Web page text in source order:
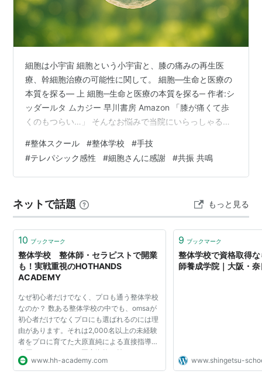
細胞は小宇宙 細胞という小宇宙と、膝の痛みの再生医
療、幹細胞治療の可能性に関して。 細胞―生命と医療の
本質を探る― 上 細胞─生命と医療の本質を探る─ 作者:シ
ッダールタ ムカジー 早川書房 Amazon 「膝が痛くて歩
くのもつらい…」 そんなお悩みで当院にいらっしゃる方
に多いのが「変形性膝関節症」。膝の軟骨がすり減って
炎症が起こり、日常生活に支障をきたすほどの痛みを引
き起こします。 そんな中、今注目されているのが「幹細
注射によって、体の修復力を引き出す新しい医療アプロ
ーチ。未来の治療法とし…
#整体スクール #整体学校 #手技
#テレパシック感性 #細胞さんに感謝 #共振 共鳴
ネットで話題 もっと見る
10 ブックマーク
整体学校 整体師・セラピストで開業
も！実戦重視のHOTHANDS
ACADEMY
なぜ初心者だけでなく、プロも通う整体学校
なのか？ 数ある整体学校の中でも、omsaが
初心者だけでなくプロにも選ばれるのには理
由があります。それは2,000名以上の未経験
者をプロに育てた大原直純による直接指導！
大原はマッサージの国家資格を持つだけでな
く、その豊富な知識と経験を基に他の学校に
www.hh-academy.com
9 ブックマーク
整体学校で資格取得
師養成学院｜大阪・
www.shingetsu-